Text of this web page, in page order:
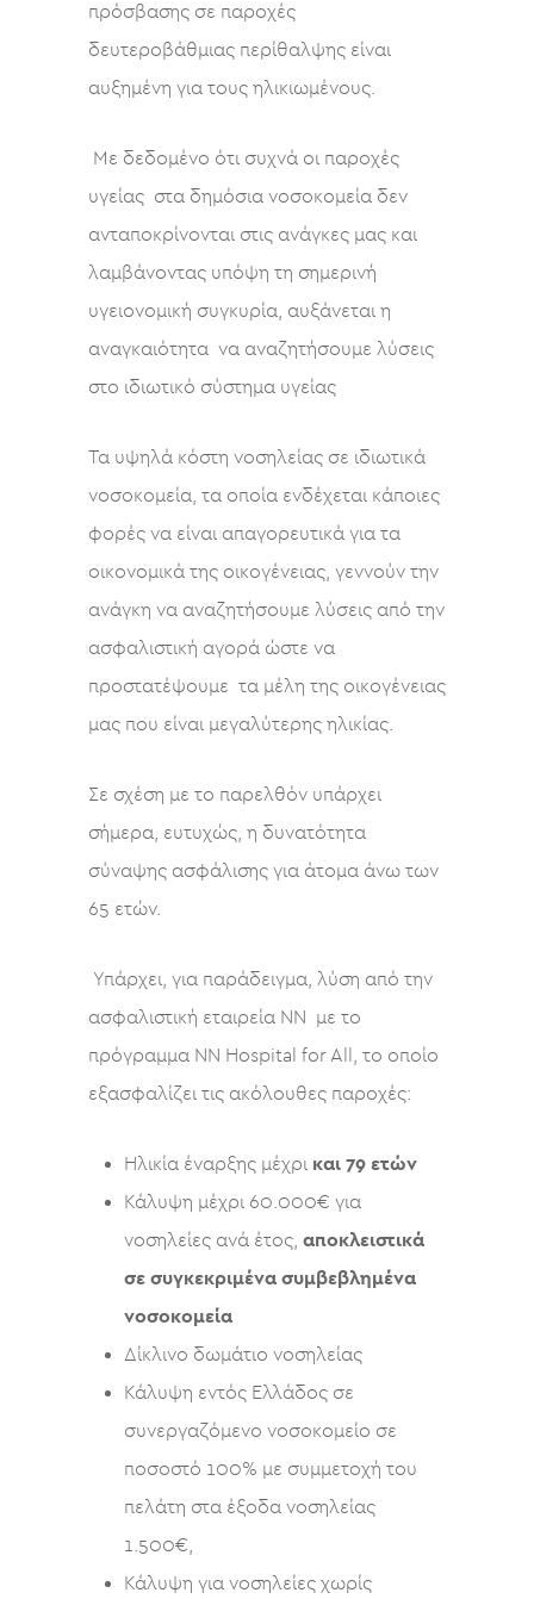
πρόσβασης σε παροχές
δευτεροβάθμιας περίθαλψης είναι
αυξημένη για τους ηλικιωμένους.
Με δεδομένο ότι συχνά οι παροχές
υγείας στα δημόσια νοσοκομεία δεν
ανταποκρίνονται στις ανάγκες μας και
λαμβάνοντας υπόψη τη σημερινή
υγειονομική συγκυρία, αυξάνεται η
αναγκαιότητα να αναζητήσουμε λύσεις
στο ιδιωτικό σύστημα υγείας
Τα υψηλά κόστη νοσηλείας σε ιδιωτικά
νοσοκομεία, τα οποία ενδέχεται κάποιες
φορές να είναι απαγορευτικά για τα
οικονομικά της οικογένειας, γεννούν την
ανάγκη να αναζητήσουμε λύσεις από την
ασφαλιστική αγορά ώστε να
προστατέψουμε τα μέλη της οικογένειας
μας που είναι μεγαλύτερης ηλικίας.
Σε σχέση με το παρελθόν υπάρχει
σήμερα, ευτυχώς, η δυνατότητα
σύναψης ασφάλισης για άτομα άνω των
65 ετών.
Υπάρχει, για παράδειγμα, λύση από την
ασφαλιστική εταιρεία NN με το
πρόγραμμα NN Hospital for All, το οποίο
εξασφαλίζει τις ακόλουθες παροχές:
Ηλικία έναρξης μέχρι και 79 ετών
Κάλυψη μέχρι 60.000€ για
νοσηλείες ανά έτος, αποκλειστικά
σε συγκεκριμένα συμβεβλημένα
νοσοκομεία
Δίκλινο δωμάτιο νοσηλείας
Κάλυψη εντός Ελλάδος σε
συνεργαζόμενο νοσοκομείο σε
ποσοστό 100% με συμμετοχή του
πελάτη στα έξοδα νοσηλείας
1.500€,
Κάλυψη για νοσηλείες χωρίς